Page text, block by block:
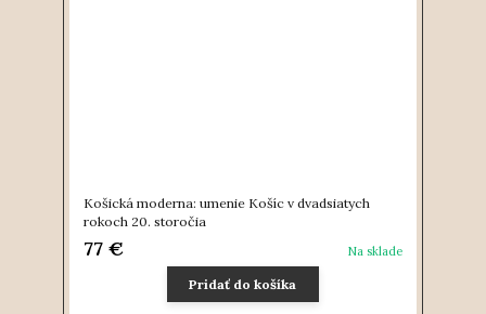
Košická moderna: umenie Košíc v dvadsiatych
rokoch 20. storočia
77 € Na sklade
Pridať do košíka